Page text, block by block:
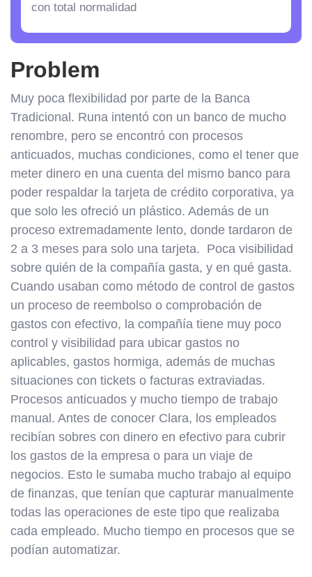
con total normalidad
Problem
Muy poca flexibilidad por parte de la Banca
Tradicional. Runa intentó con un banco de mucho
renombre, pero se encontró con procesos
anticuados, muchas condiciones, como el tener que
meter dinero en una cuenta del mismo banco para
poder respaldar la tarjeta de crédito corporativa, ya
que solo les ofreció un plástico. Además de un
proceso extremadamente lento, donde tardaron de
2 a 3 meses para solo una tarjeta. Poca visibilidad
sobre quién de la compañía gasta, y en qué gasta.
Cuando usaban como método de control de gastos
un proceso de reembolso o comprobación de
gastos con efectivo, la compañía tiene muy poco
control y visibilidad para ubicar gastos no
aplicables, gastos hormiga, además de muchas
situaciones con tickets o facturas extraviadas.
Procesos anticuados y mucho tiempo de trabajo
manual. Antes de conocer Clara, los empleados
recibían sobres con dinero en efectivo para cubrir
los gastos de la empresa o para un viaje de
negocios. Esto le sumaba mucho trabajo al equipo
de finanzas, que tenían que capturar manualmente
todas las operaciones de este tipo que realizaba
cada empleado. Mucho tiempo en procesos que se
podían automatizar.